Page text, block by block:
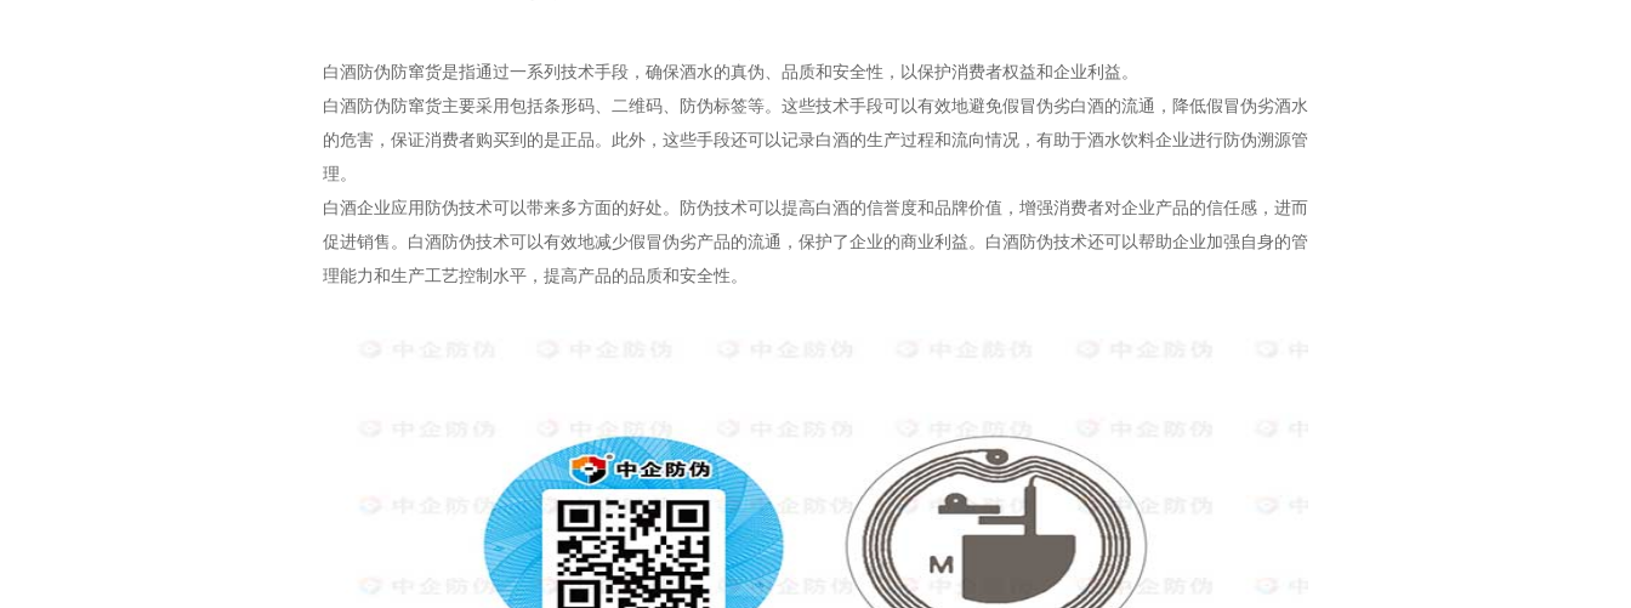
白酒防伪防窜货是指通过一系列技术手段，确保酒水的真伪、品质和安全性，以保护消费者权益和企业利益。
白酒防伪防窜货主要采用包括条形码、二维码、防伪标签等。这些技术手段可以有效地避免假冒伪劣白酒的流通，降低假冒伪劣酒水
的危害，保证消费者购买到的是正品。此外，这些手段还可以记录白酒的生产过程和流向情况，有助于酒水饮料企业进行防伪溯源管
理。
白酒企业应用防伪技术可以带来多方面的好处。防伪技术可以提高白酒的信誉度和品牌价值，增强消费者对企业产品的信任感，进而
促进销售。白酒防伪技术可以有效地减少假冒伪劣产品的流通，保护了企业的商业利益。白酒防伪技术还可以帮助企业加强自身的管
理能力和生产工艺控制水平，提高产品的品质和安全性。